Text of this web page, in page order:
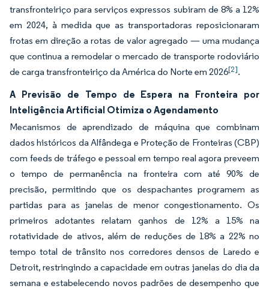
transfronteiriço para serviços expressos subiram de 8% a 12%
em 2024, à medida que as transportadoras reposicionaram
frotas em direção a rotas de valor agregado — uma mudança
que continua a remodelar o mercado de transporte rodoviário
de carga transfronteiriço da América do Norte em 2026[2].
A Previsão de Tempo de Espera na Fronteira por
Inteligência Artificial Otimiza o Agendamento
Mecanismos de aprendizado de máquina que combinam
dados históricos da Alfândega e Proteção de Fronteiras (CBP)
com feeds de tráfego e pessoal em tempo real agora preveem
o tempo de permanência na fronteira com até 90% de
precisão, permitindo que os despachantes programem as
partidas para as janelas de menor congestionamento. Os
primeiros adotantes relatam ganhos de 12% a 15% na
rotatividade de ativos, além de reduções de 18% a 22% no
tempo total de trânsito nos corredores densos de Laredo e
Detroit, restringindo a capacidade em outras janelas do dia da
semana e estabelecendo novos padrões de desempenho que